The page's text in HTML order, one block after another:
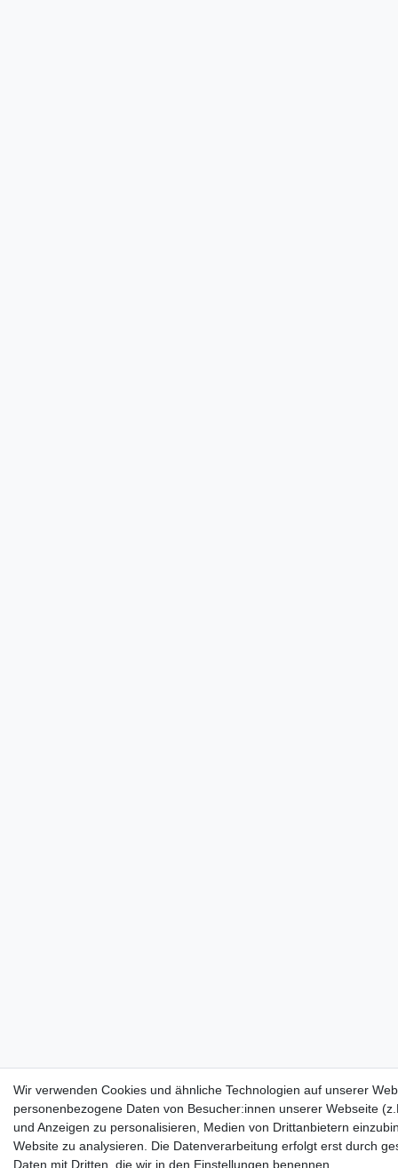
Wir verwenden Cookies und ähnliche Technologien auf unserer
personenbezogene Daten von Besucher:innen unserer Webseite
und Anzeigen zu personalisieren, Medien von Drittanbietern
Website zu analysieren. Die Datenverarbeitung erfolgt erst durch
Daten mit Dritten, die wir in den Einstellungen benennen.